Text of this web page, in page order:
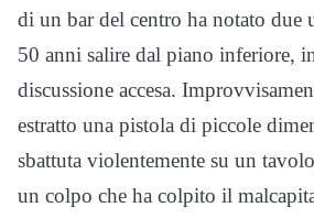
di un bar del centro ha notato due
50 anni salire dal piano inferiore,
discussione accesa.
estratto una pistola di piccole
sbattuta violentemente su un
un colpo che ha colpito il